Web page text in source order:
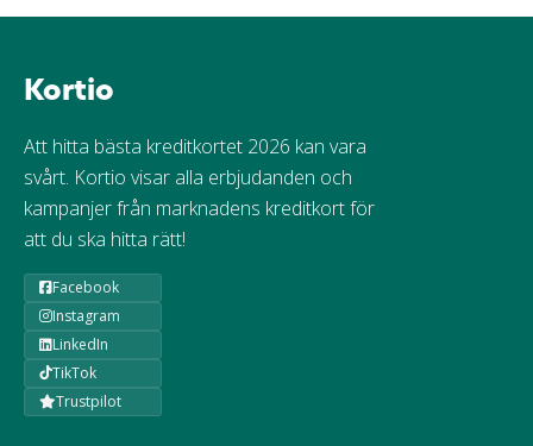
Kortio
Att hitta bästa kreditkortet 2026 kan vara
svårt. Kortio visar alla erbjudanden och
kampanjer från marknadens kreditkort för
att du ska hitta rätt!
Facebook
Instagram
LinkedIn
TikTok
Trustpilot